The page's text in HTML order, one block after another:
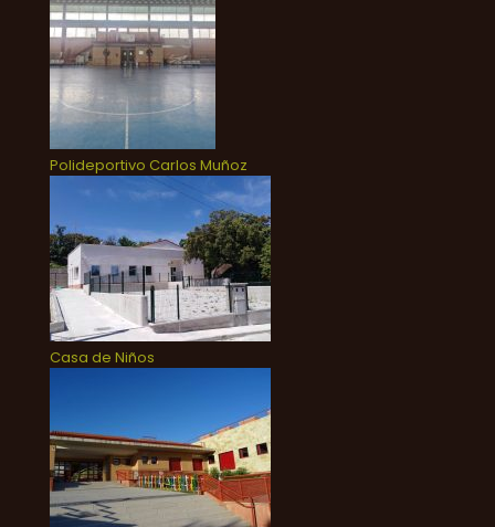
Polideportivo Carlos Muñoz
Casa de Niños